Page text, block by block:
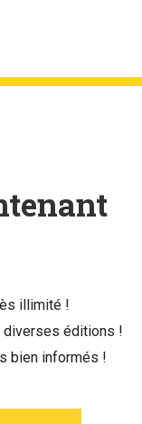
illimité !
diverses éditions !
bien informés !